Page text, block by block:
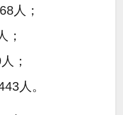
人；
；
；
人。